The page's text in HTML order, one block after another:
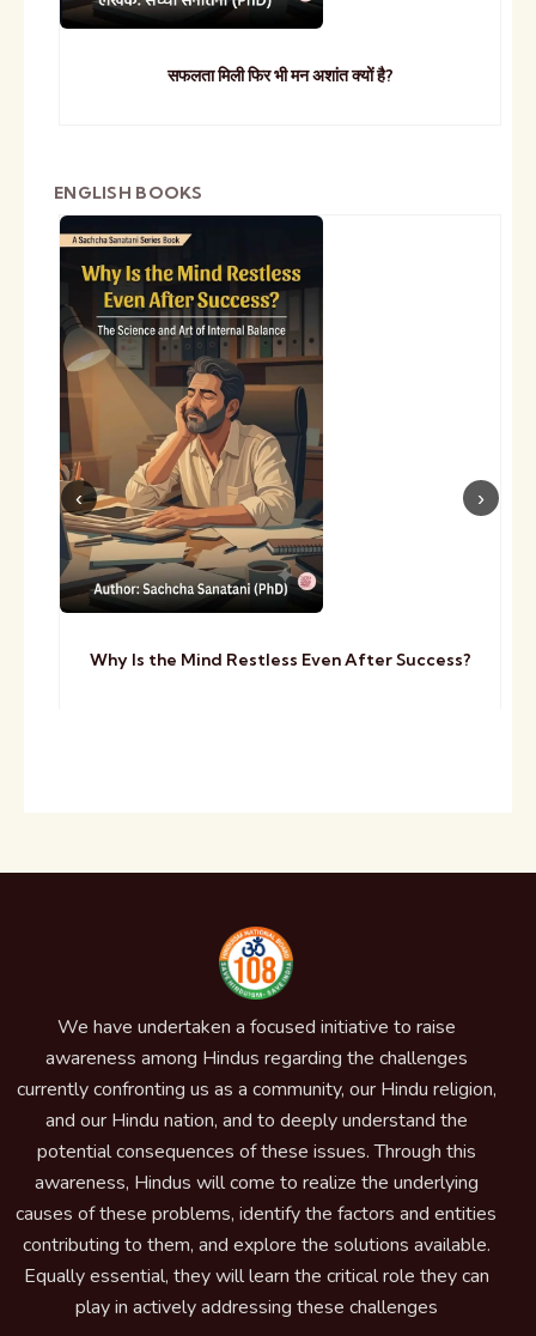
सफलता मिली फिर भी मन अशांत क्यों है?
ENGLISH BOOKS
Why Is the Mind Restless Even After Success?
We have undertaken a focused initiative to raise
awareness among Hindus regarding the challenges
currently confronting us as a community, our Hindu religion,
and our Hindu nation, and to deeply understand the
potential consequences of these issues. Through this
awareness, Hindus will come to realize the underlying
causes of these problems, identify the factors and entities
contributing to them, and explore the solutions available.
Equally essential, they will learn the critical role they can
play in actively addressing these challenges